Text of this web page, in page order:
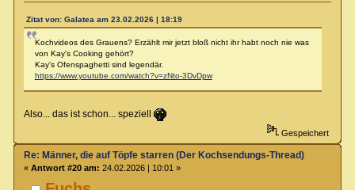
Zitat von: Galatea am 23.02.2026 | 18:19
Kochvideos des Grauens? Erzählt mir jetzt bloß nicht ihr habt noch nie was
von Kay's Cooking gehört?
Kay's Ofenspaghetti sind legendär.
https://www.youtube.com/watch?v=zNto-3DvDpw
Also... das ist schon... speziell
Gespeichert
Re: Männer, die auf Töpfe starren (Der Kochsendungs-Thread)
« Antwort #20 am: 24.02.2026 | 10:01 »